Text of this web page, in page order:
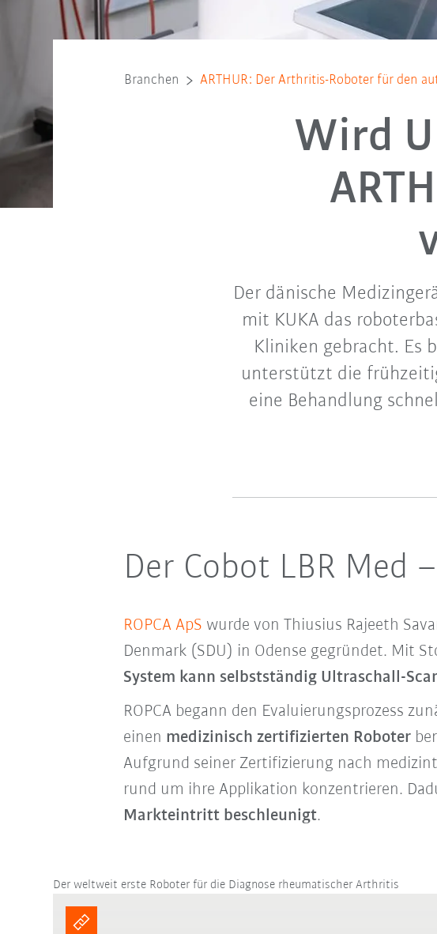
Branchen ARTHUR: Der Arthritis-Roboter für den
Wird
Der dänische
mit KUKA das
Kliniken gebracht. Es
unterstützt die
eine Behandlung
Der Cobot LBR Med
ROPCA ApS wurde von Thiusius Rajeeth
Denmark (SDU) in Odense gegründet. Mit
System kann selbstständig Ultraschall-
ROPCA begann den Evaluierungsprozess
einen medizinisch zertifizierten Roboter
Aufgrund seiner Zertifizierung nach
rund um ihre Applikation konzentrieren.
Markteintritt beschleunigt.
Der weltweit erste Roboter für die Diagnose rheumatischer Arthritis